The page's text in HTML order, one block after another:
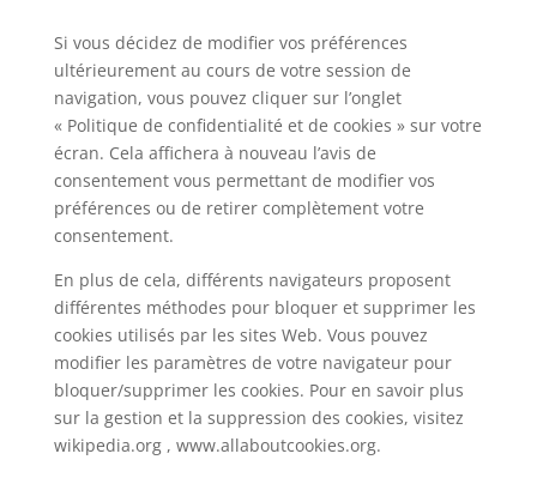
Si vous décidez de modifier vos préférences
ultérieurement au cours de votre session de
navigation, vous pouvez cliquer sur l’onglet
« Politique de confidentialité et de cookies » sur votre
écran. Cela affichera à nouveau l’avis de
consentement vous permettant de modifier vos
préférences ou de retirer complètement votre
consentement.
En plus de cela, différents navigateurs proposent
différentes méthodes pour bloquer et supprimer les
cookies utilisés par les sites Web. Vous pouvez
modifier les paramètres de votre navigateur pour
bloquer/supprimer les cookies. Pour en savoir plus
sur la gestion et la suppression des cookies, visitez
wikipedia.org , www.allaboutcookies.org.